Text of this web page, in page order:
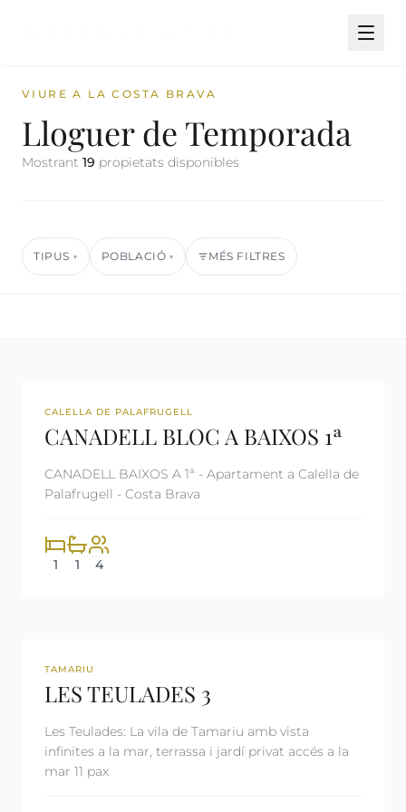
VIURE A LA COSTA BRAVA
Lloguer de Temporada
Mostrant 19 propietats disponibles
TIPUS ▾ POBLACIÓ ▾ MÉS FILTRES
REF: CM2313 LLOGAT
CALELLA DE PALAFRUGELL
CANADELL BLOC A BAIXOS 1ª
CANADELL BAIXOS A 1ª - Apartament a Calella de
Palafrugell - Costa Brava
1 1 4
REF: CM2290
TAMARIU
LES TEULADES 3
Les Teulades: La vila de Tamariu amb vista
infinites a la mar, terrassa i jardí privat accés a la
mar 11 pax